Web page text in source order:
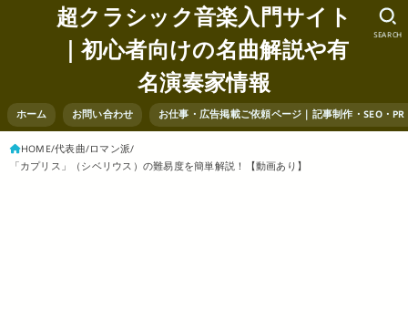
超クラシック音楽入門サイト
｜初心者向けの名曲解説や有
名演奏家情報
ホーム お問い合わせ お仕事・広告掲載ご依頼ページ｜記事制作・SEO・
SEARCH
HOME 代表曲 ロマン派
「カプリス」（シベリウス）の難易度を簡単解説！【動画あり】